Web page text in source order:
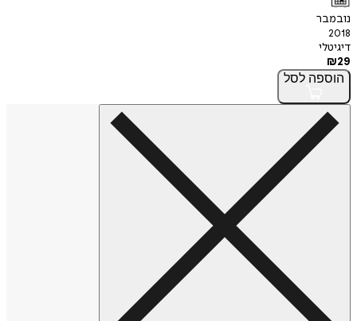
נובמבר
2018
דיגיטלי
₪29
הוספה לסל